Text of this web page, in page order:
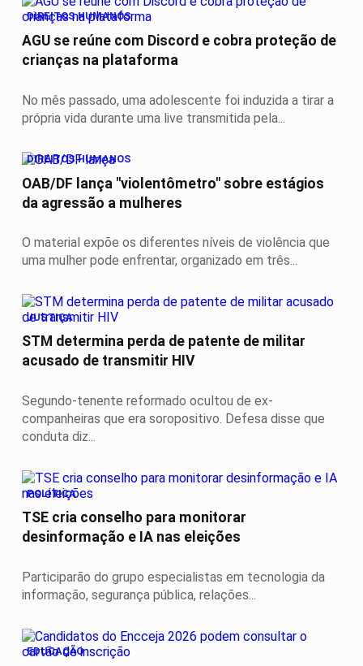
DIREITOS HUMANOS
AGU se reúne com Discord e cobra proteção de
crianças na plataforma
No mês passado, uma adolescente foi induzida a tirar a
própria vida durante uma live transmitida pela...
DIREITOS HUMANOS
OAB/DF lança "violentômetro" sobre estágios
da agressão a mulheres
O material expõe os diferentes níveis de violência que
uma mulher pode enfrentar, organizado em três...
JUSTIÇA
STM determina perda de patente de militar
acusado de transmitir HIV
Segundo-tenente reformado ocultou de ex-
companheiras que era soropositivo. Defesa disse que
conduta diz...
POLÍTICA
TSE cria conselho para monitorar
desinformação e IA nas eleições
Participarão do grupo especialistas em tecnologia da
informação, segurança pública, relações...
EDUCAÇÃO